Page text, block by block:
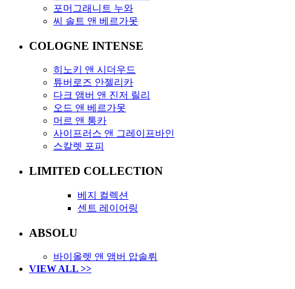
포머그래니트 누와
씨 솔트 앤 베르가못
COLOGNE INTENSE
히노키 앤 시더우드
튜버로즈 안젤리카
다크 앰버 앤 진저 릴리
오드 앤 베르가못
머르 앤 통카
사이프러스 앤 그레이프바인
스칼렛 포피
LIMITED COLLECTION
베지 컬렉션
센트 레이어링
ABSOLU
바이올렛 앤 앰버 압솔뤼
VIEW ALL >>